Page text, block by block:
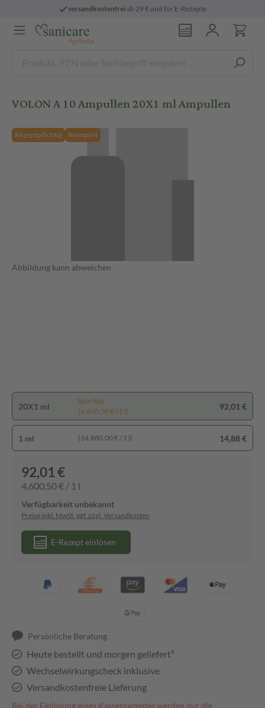
versandkostenfreiab 29 € und für E-Rezepte
VOLON A 10 Ampullen 20X1 ml Ampullen
Rezeptpflichtig Reimport
Abbildung kann abweichen
20X1 ml
Spartipp
(4.600,50 € / 1 l)
92,01 €
1 ml (14.880,00 € / 1 l) 14,88 €
92,01 €
4.600,50 € / 1 l
Verfügbarkeit unbekannt
Preise inkl. MwSt. ggf. zzgl. Versandkosten
E-Rezept einlösen
Persönliche Beratung
Heute bestellt und morgen geliefert³
Wechselwirkungscheck inklusive
Versandkostenfreie Lieferung
Bei der Einlösung eines Kassenrezeptes werden nur die